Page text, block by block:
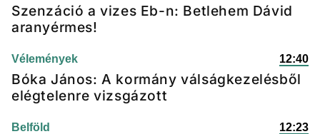
Szenzáció a vizes Eb-n: Betlehem Dávid
aranyérmes!
Vélemények 12:40
Bóka János: A kormány válságkezelésből
elégtelenre vizsgázott
Belföld 12:23